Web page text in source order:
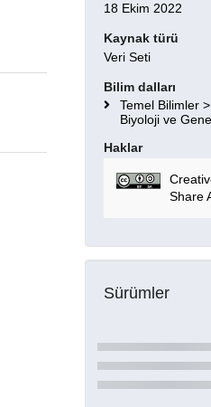
18 Ekim 2022
Kaynak türü
Veri Seti
Bilim dalları
Temel Bilimler
Biyoloji ve
Haklar
Share
Sürümler